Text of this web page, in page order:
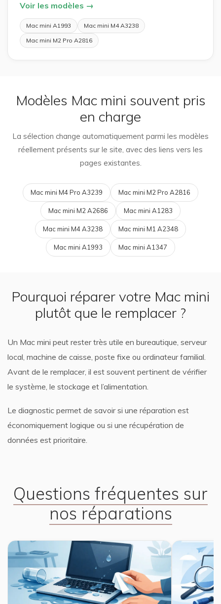
Voir les modèles →
Mac mini A1993
Mac mini M4 A3238
Mac mini M2 Pro A2816
Modèles Mac mini souvent pris
en charge
La sélection change automatiquement parmi les modèles
réellement présents sur le site, avec des liens vers les
pages existantes.
Mac mini M4 Pro A3239 Mac mini M2 Pro A2816
Mac mini M2 A2686 Mac mini A1283
Mac mini M4 A3238 Mac mini M1 A2348
Mac mini A1993 Mac mini A1347
Pourquoi réparer votre Mac mini
plutôt que le remplacer ?
Un Mac mini peut rester très utile en bureautique, serveur
local, machine de caisse, poste fixe ou ordinateur familial.
Avant de le remplacer, il est souvent pertinent de vérifier
le système, le stockage et l’alimentation.
Le diagnostic permet de savoir si une réparation est
économiquement logique ou si une récupération de
données est prioritaire.
Questions fréquentes sur
nos réparations